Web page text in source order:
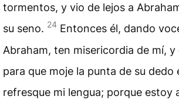
tormentos, y vio de lejos a
su seno. 24 Entonces él, dando
Abraham, ten misericordia de mí, y
para que moje la punta de su dedo
refresque mi lengua; porque estoy